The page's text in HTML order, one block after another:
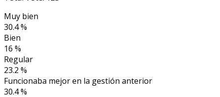
Muy bien
30.4 %
Bien
16 %
Regular
23.2 %
Funcionaba mejor en la gestión anterior
30.4 %